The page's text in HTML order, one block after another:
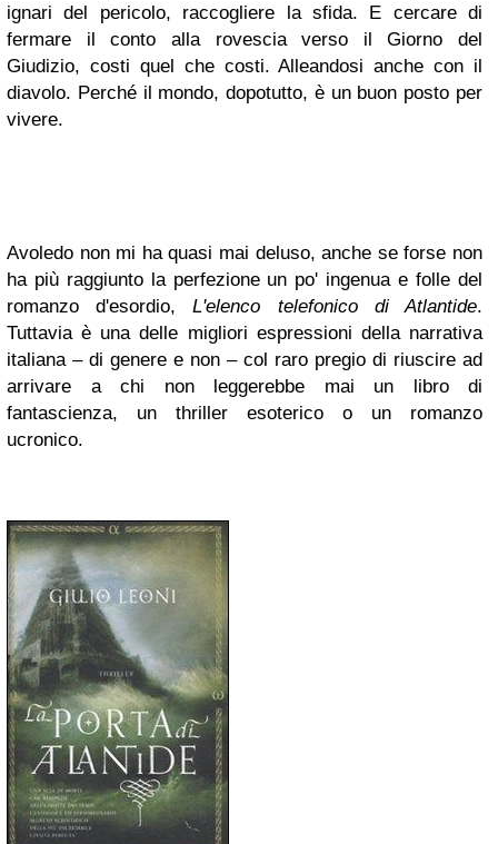
ignari del pericolo, raccogliere la sfida. E cercare di
fermare il conto alla rovescia verso il Giorno del
Giudizio, costi quel che costi. Alleandosi anche con il
diavolo. Perché il mondo, dopotutto, è un buon posto per
vivere.
Avoledo non mi ha quasi mai deluso, anche se forse non
ha più raggiunto la perfezione un po' ingenua e folle del
romanzo d'esordio,L'elenco telefonico di Atlantide.
Tuttavia è una delle migliori espressioni della narrativa
italiana – di genere e non – col raro pregio di riuscire ad
arrivare a chi non leggerebbe mai un libro di
fantascienza, un thriller esoterico o un romanzo
ucronico.